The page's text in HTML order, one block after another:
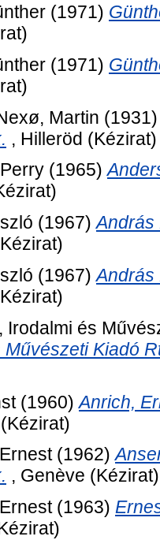
(1971)
(1971)
Martin
, Hilleröd (Kézirat)
(1965)
(1967)András
(1967)András
Irodalmi és
Művészeti Kiadó
(1960)Anrich,
(1962)
, Genève (Kézirat)
(1963)